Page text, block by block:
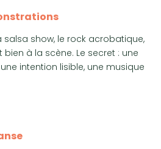
salsa show, le rock acrobatique,
à la scène. Le secret : une
intention lisible, une musique